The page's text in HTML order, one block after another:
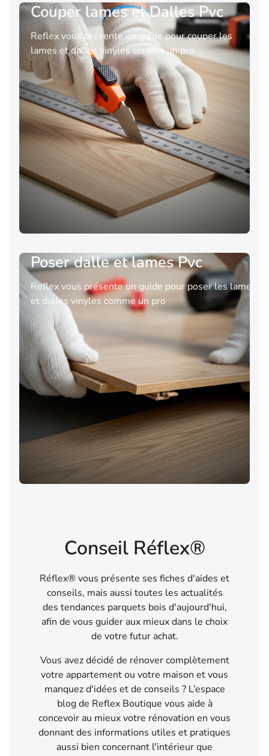
Couper lames et Dalles Pvc
Reflex vous présente un guide pour couper les
lames et dalles vinyles comme un pro
Poser dalle et lames Pvc
Reflex vous présente un guide pour poser les lames
et dalles vinyles comme un pro
Conseil Réflex®
Réflex® vous présente ses fiches d'aides et
conseils, mais aussi toutes les actualités
des tendances parquets bois d'aujourd'hui,
afin de vous guider aux mieux dans le choix
de votre futur achat.
Vous avez décidé de rénover complètement
votre appartement ou votre maison et vous
manquez d'idées et de conseils ? L’espace
blog de Reflex Boutique vous aide à
concevoir au mieux votre rénovation en vous
donnant des informations utiles et pratiques
aussi bien concernant l'intérieur que